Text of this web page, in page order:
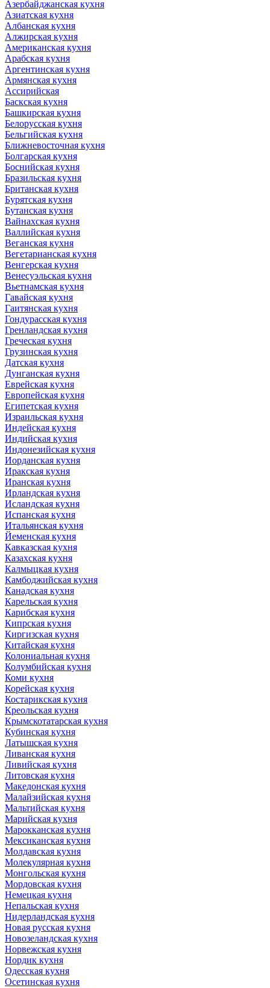
Азербайджанская кухня
Азиатская кухня
Албанская кухня
Алжирская кухня
Американская кухня
Арабская кухня
Аргентинская кухня
Армянская кухня
Ассирийская
Баскская кухня
Башкирская кухня
Белорусская кухня
Бельгийская кухня
Ближневосточная кухня
Болгарская кухня
Боснийская кухня
Бразильская кухня
Британская кухня
Бурятская кухня
Бутанская кухня
Вайнахская кухня
Валлийская кухня
Веганская кухня
Вегетарианская кухня
Венгерская кухня
Венесуэльская кухня
Вьетнамская кухня
Гавайская кухня
Гаитянская кухня
Гондурасская кухня
Гренландская кухня
Греческая кухня
Грузинская кухня
Датская кухня
Дунганская кухня
Еврейская кухня
Европейская кухня
Египетская кухня
Израильская кухня
Индейская кухня
Индийская кухня
Индонезийская кухня
Иорданская кухня
Иракская кухня
Иранская кухня
Ирландская кухня
Исландская кухня
Испанская кухня
Итальянская кухня
Йеменская кухня
Кавказская кухня
Казахская кухня
Калмыцкая кухня
Камбоджийская кухня
Канадская кухня
Карельская кухня
Карибская кухня
Кипрская кухня
Киргизская кухня
Китайская кухня
Колониальная кухня
Колумбийская кухня
Коми кухня
Корейская кухня
Костарикская кухня
Креольская кухня
Крымскотатарская кухня
Кубинская кухня
Латышская кухня
Ливанская кухня
Ливийская кухня
Литовская кухня
Македонская кухня
Малайзийская кухня
Мальтийская кухня
Марийская кухня
Марокканская кухня
Мексиканская кухня
Молдавская кухня
Молекулярная кухня
Монгольская кухня
Мордовская кухня
Немецкая кухня
Непальская кухня
Нидерландская кухня
Новая русская кухня
Новозеландская кухня
Норвежская кухня
Нордик кухня
Одесская кухня
Осетинская кухня